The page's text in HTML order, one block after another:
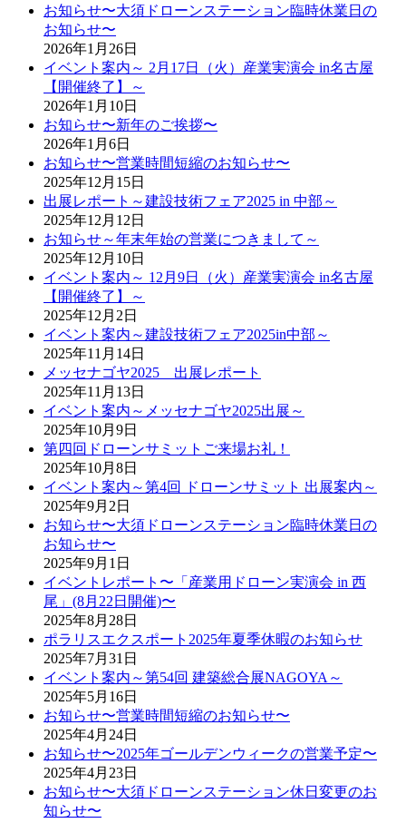
お知らせ〜大須ドローンステーション臨時休業日の
お知らせ〜
2026年1月26日
イベント案内～ 2月17日（火）産業実演会 in名古屋
【開催終了】～
2026年1月10日
お知らせ〜新年のご挨拶〜
2026年1月6日
お知らせ〜営業時間短縮のお知らせ〜
2025年12月15日
出展レポート～建設技術フェア2025 in 中部～
2025年12月12日
お知らせ～年末年始の営業につきまして～
2025年12月10日
イベント案内～ 12月9日（火）産業実演会 in名古屋
【開催終了】～
2025年12月2日
イベント案内～建設技術フェア2025in中部～
2025年11月14日
メッセナゴヤ2025 出展レポート
2025年11月13日
イベント案内～メッセナゴヤ2025出展～
2025年10月9日
第四回ドローンサミットご来場お礼！
2025年10月8日
イベント案内～第4回 ドローンサミット 出展案内～
2025年9月2日
お知らせ〜大須ドローンステーション臨時休業日の
お知らせ〜
2025年9月1日
イベントレポート〜「産業用ドローン実演会 in 西
尾」(8月22日開催)〜
2025年8月28日
ポラリスエクスポート2025年夏季休暇のお知らせ
2025年7月31日
イベント案内～第54回 建築総合展NAGOYA～
2025年5月16日
お知らせ〜営業時間短縮のお知らせ〜
2025年4月24日
お知らせ〜2025年ゴールデンウィークの営業予定〜
2025年4月23日
お知らせ〜大須ドローンステーション休日変更のお
知らせ〜